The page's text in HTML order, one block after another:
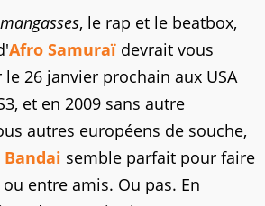
mangasses, le rap et le beatbox,
Afro Samuraï devrait vous
26 janvier prochain aux USA
et en 2009 sans autre
autres européens de souche,
semble parfait pour faire
entre amis. Ou pas. En